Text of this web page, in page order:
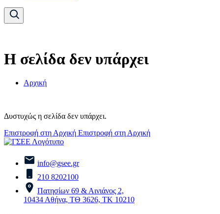
Η σελίδα δεν υπάρχει
Αρχική
Δυστυχώς η σελίδα δεν υπάρχει.
Επιστροφή στη Αρχική Επιστροφή στη Αρχική
info@gsee.gr
210 8202100
Πατησίων 69 & Αινιάνος 2,
10434 Αθήνα, ΤΘ 3626, ΤΚ 10210